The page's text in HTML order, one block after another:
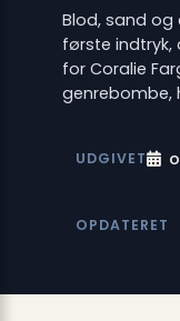
Blod, sand og
første
for Coralie
genrebombe,
UDGIVET
OPDATERET